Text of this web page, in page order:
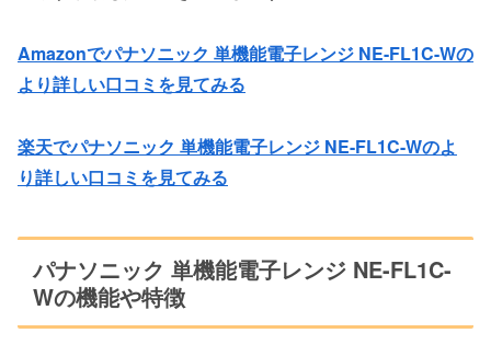
Amazonでパナソニック 単機能電子レンジ NE-FL1C-Wの
より詳しい口コミを見てみる
楽天でパナソニック 単機能電子レンジ NE-FL1C-Wのよ
り詳しい口コミを見てみる
パナソニック 単機能電子レンジ NE-FL1C-
Wの機能や特徴